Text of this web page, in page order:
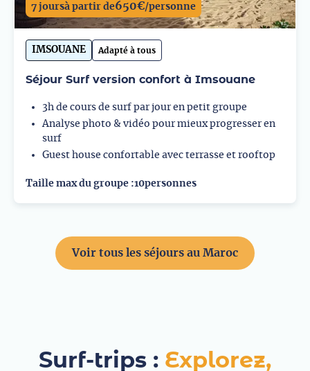
7 joursà partir de650€/personne
IMSOUANE Adapté à tous
Séjour Surf version confort à Imsouane
3h de cours de surf par jour en petit groupe
Analyse photo & vidéo pour mieux progresser en
surf
Guest house confortable avec terrasse et rooftop
Taille max du groupe :10personnes
Voir tous les séjours au Maroc
Surf-trips : Explorez,